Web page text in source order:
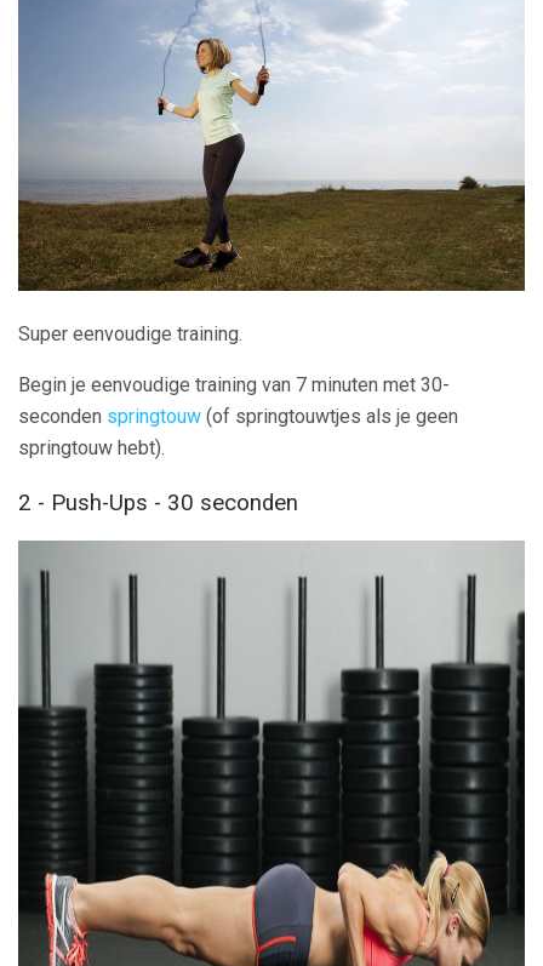
Super eenvoudige training.
Begin je eenvoudige training van 7 minuten met 30-
seconden springtouw (of springtouwtjes als je geen
springtouw hebt).
2 - Push-Ups - 30 seconden